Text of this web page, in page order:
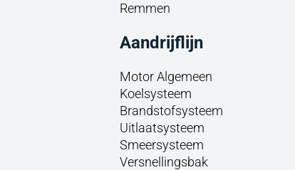
Remmen
Aandrijflijn
Motor Algemeen
Koelsysteem
Brandstofsysteem
Uitlaatsysteem
Smeersysteem
Versnellingsbak